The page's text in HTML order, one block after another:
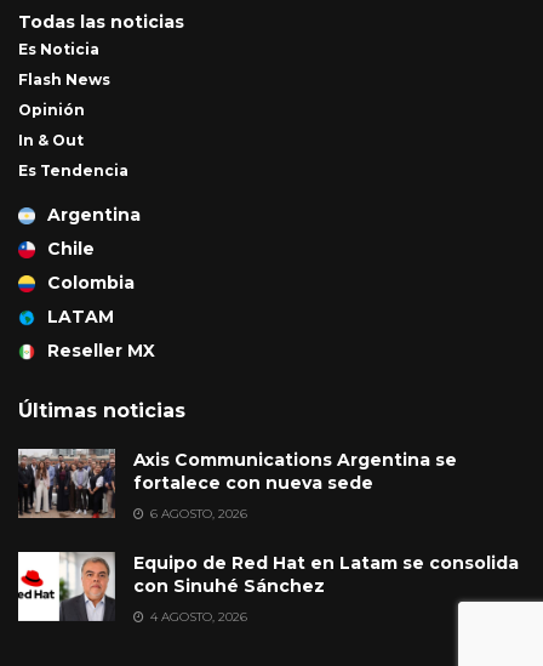
Todas las noticias
Es Noticia
Flash News
Opinión
In & Out
Es Tendencia
Argentina
Chile
Colombia
LATAM
Reseller MX
Últimas noticias
Axis Communications Argentina se
fortalece con nueva sede
6 AGOSTO, 2026
Equipo de Red Hat en Latam se consolida
con Sinuhé Sánchez
4 AGOSTO, 2026